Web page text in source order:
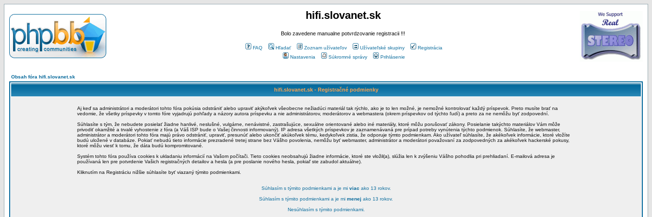
hifi.slovanet.sk
Bolo zavedene manualne potvrdzovanie registracii !!!
FAQ Hľadať Zoznam užívateľov Užívateľské skupiny
Registrácia
Nastavenia
Súkromné správy Prihlásenie
Obsah fóra hifi.slovanet.sk
hifi.slovanet.sk - Registračné podmienky
Aj keď sa administrátori a moderátori tohto fóra pokúsia odstrániť alebo upraviť akýkoľvek všeobecne nežiadúci materiál tak rýchlo, ako je to len možné, je nemožné kontrolovať každý príspevok. Preto musíte brať na
vedomie, že všetky príspevky v tomto fóre vyjadrujú pohľady a názory autora príspevku a nie administrátorov, moderátorov a webmastera (okrem príspevkov od týchto ľudí) a preto za ne nemôžu byť zodpovední.
Súhlasíte s tým, že nebudete posielať žiadne hanlivé, neslušné, vulgárne, nenávistné, zastrašujúce, sexuálne orientované alebo iné materiály, ktoré môžu porušovať zákony. Posielanie takýchto materiálov Vám môže
privodiť okamžité a trvalé vyhostenie z fóra (a Váš ISP bude o Vašej činnosti informovaný). IP adresa všetkých príspevkov je zaznamenávaná pre prípad potreby vynútenia týchto podmienok. Súhlasíte, že webmaster,
administrátor a moderátori tohto fóra majú právo odstrániť, upraviť, presunúť alebo ukončiť akúkoľvek tému, kedykoľvek zistia, že odporuje týmto podmienkam. Ako užívateľ súhlasíte, že akékoľvek informácie, ktoré vložíte
budú uložené v databáze. Pokiať nebudú tieto informácie prezradené tretej strane bez Vášho povolenia, nemôžu byť webmaster, administrátor a moderátori považovaní za zodpovedných za akékoľvek hackerské pokusy,
ktoré môžu viesť k tomu, že dáta budú kompromitované.
Systém tohto fóra používa cookies k ukladaniu informácií na Vašom počítači. Tieto cookies neobsahujú žiadne informácie, ktoré ste vložil(a), slúžia len k zvýšeniu Vášho pohodlia pri prehliadaní. E-mailová adresa je
používaná len pre potvrdenie Vašich registračných detailov a hesla (a pre poslanie nového hesla, pokiaľ ste zabudol aktuálne).
Kliknutím na Registráciu nižšie súhlasíte byť viazaný týmito podmienkami.
Súhlasím s týmito podmienkami a je mi viac ako 13 rokov.
Súhlasím s týmito podmienkami a je mi menej ako 13 rokov.
Nesúhlasím s týmito podmienkami.